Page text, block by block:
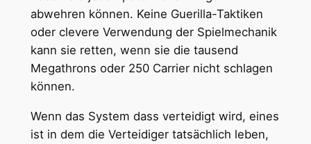
abwehren können. Keine Guerilla-Taktiken
oder clevere Verwendung der Spielmechanik
kann sie retten, wenn sie die tausend
Megathrons oder 250 Carrier nicht schlagen
können.
Wenn das System dass verteidigt wird, eines
ist in dem die Verteidiger tatsächlich leben,